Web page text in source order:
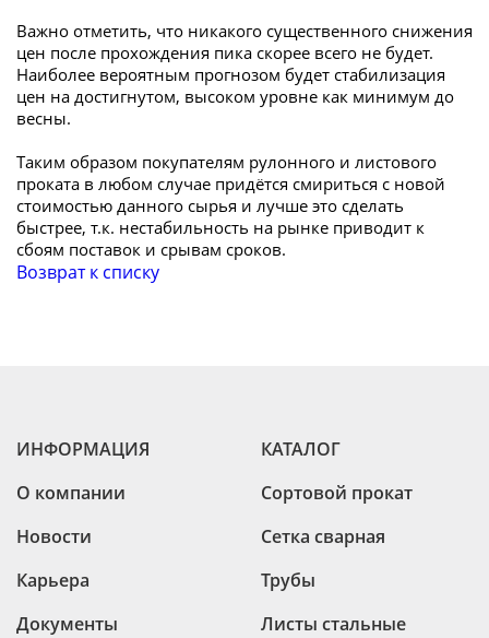
Важно отметить, что никакого существенного снижения
цен после прохождения пика скорее всего не будет.
Наиболее вероятным прогнозом будет стабилизация
цен на достигнутом, высоком уровне как минимум до
весны.
Таким образом покупателям рулонного и листового
проката в любом случае придётся смириться с новой
стоимостью данного сырья и лучше это сделать
быстрее, т.к. нестабильность на рынке приводит к
сбоям поставок и срывам сроков.
Возврат к списку
ИНФОРМАЦИЯ
О компании
Новости
Карьера
Документы
КАТАЛОГ
Сортовой прокат
Сетка сварная
Трубы
Листы стальные